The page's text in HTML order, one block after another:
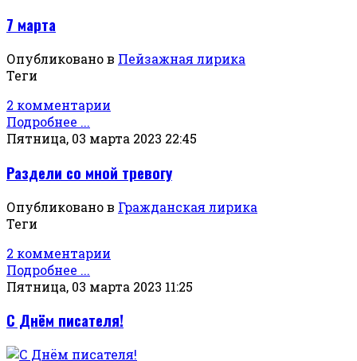
7 марта
Опубликовано в Пейзажная лирика
Теги
2 комментарии
Подробнее ...
Пятница, 03 марта 2023 22:45
Раздели со мной тревогу
Опубликовано в Гражданская лирика
Теги
2 комментарии
Подробнее ...
Пятница, 03 марта 2023 11:25
С Днём писателя!